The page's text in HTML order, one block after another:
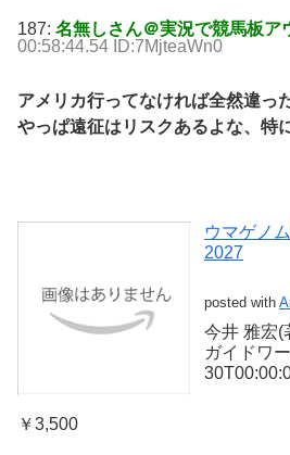
187: 名無しさん＠実況で競馬板ア
00:58:44.54 ID:7MjteaWn0
アメリカ行ってなければ全然違っ
やっぱ遠征はリスクあるよな、特
ウマゲノ
2027
posted with
今井 雅宏(
ガイドワ
￥3,500